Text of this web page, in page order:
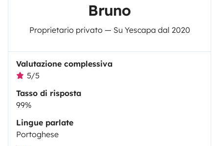
Bruno
Proprietario privato — Su Yescapa dal 2020
Valutazione complessiva
5/5
Tasso di risposta
99%
Lingue parlate
Portoghese